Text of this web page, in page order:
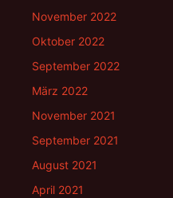
November 2022
Oktober 2022
September 2022
März 2022
November 2021
September 2021
August 2021
April 2021